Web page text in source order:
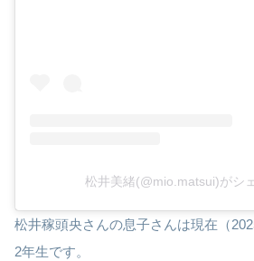
松井美緒(@mio.matsui)がシ
松井稼頭央さんの息子さんは現在（
2年生です。